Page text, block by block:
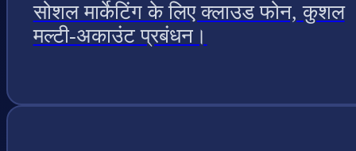
सोशल मार्केटिंग के लिए क्लाउड फोन, कुशल
मल्टी-अकाउंट प्रबंधन।